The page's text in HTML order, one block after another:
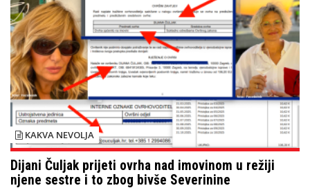
KAKVA NEVOLJA
Dijani Čuljak prijeti ovrha nad imovinom u režiji
njene sestre i to zbog bivše Severinine